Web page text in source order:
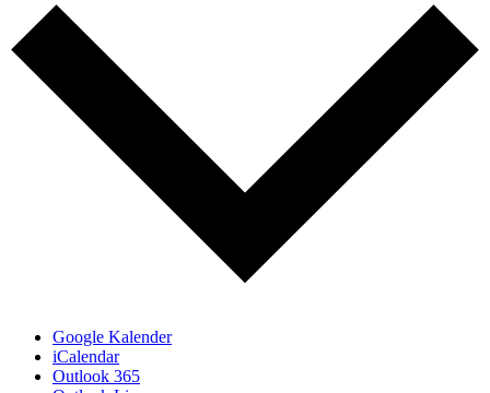
Google Kalender
iCalendar
Outlook 365